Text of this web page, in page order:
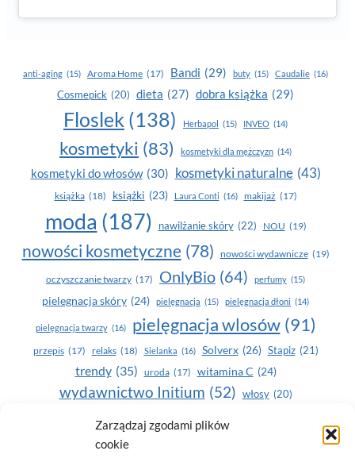
Zarządzaj zgodami plików
cookie
anti-aging (15) Aroma Home (17) Bandi (29) buty (15) Caudalie (16)
Cosmepick (20) dieta (27) dobra książka (29)
Floslek (138) Herbapol (15) INVEO (14)
kosmetyki (83) kosmetyki dla mężczyzn (14)
kosmetyki do włosów (30) kosmetyki naturalne (43)
książka (18) książki (23) Laura Conti (16) makijaż (17)
moda (187) nawilżanie skóry (22) NOU (19)
nowości kosmetyczne (78) nowości wydawnicze (19)
oczyszczanie twarzy (17) OnlyBio (64) perfumy (15)
pielegnacja skóry (24) pielęgnacja (15) pielęgnacja dłoni (14)
pielęgnacja twarzy (16) pielęgnacja wlosów (91)
przepis (17) relaks (18) Sielanka (16) Solverx (26) Stapiz (21)
trendy (35) uroda (17) witamina C (24)
wydawnictwo Initium (52) włosy (20)
Yasumi(164) zdrowe zęby
zdrowie